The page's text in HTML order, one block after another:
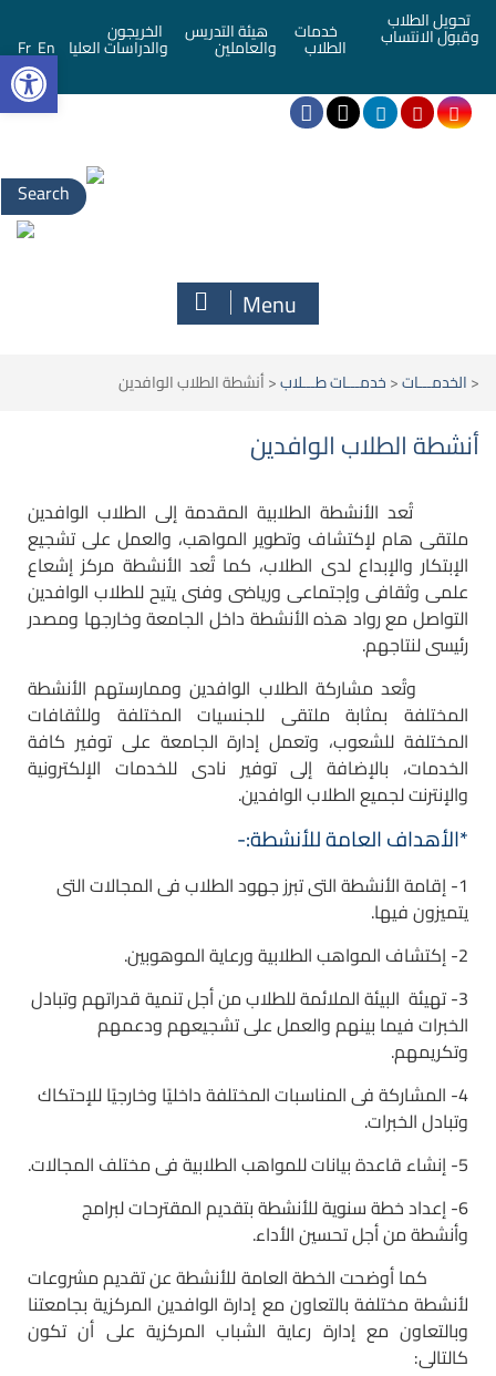
تحويل الطلاب
وقبول الانتساب خدمات
الطلاب
هيئة التدريس
والعاملين
الخريجون
والدراسات العليا En
Fr
Menu
<الخدمـــات<خدمـــات طـــلاب<أنشطة الطلاب الوافدين
أنشطة الطلاب الوافدين
تُعد الأنشطة الطلابية المقدمة إلى الطلاب الوافدين
ملتقى هام لإكتشاف وتطوير المواهب، والعمل على تشجيع
الإبتكار والإبداع لدى الطلاب، كما تُعد الأنشطة مركز إشعاع
علمى وثقافى وإجتماعى ورياضى وفنى يتيح للطلاب الوافدين
التواصل مع رواد هذه الأنشطة داخل الجامعة وخارجها ومصدر
رئيسى لنتاجهم.
وتُعد مشاركة الطلاب الوافدين وممارستهم الأنشطة
المختلفة بمثابة ملتقى للجنسيات المختلفة وللثقافات
المختلفة للشعوب، وتعمل إدارة الجامعة على توفير كافة
الخدمات، بالإضافة إلى توفير نادى للخدمات الإلكترونية
والإنترنت لجميع الطلاب الوافدين.
*الأهداف العامة للأنشطة:-
1- إقامة الأنشطة التى تبرز جهود الطلاب فى المجالات التى
يتميزون فيها.
2- إكتشاف المواهب الطلابية ورعاية الموهوبين.
3- تهيئة البيئة الملائمة للطلاب من أجل تنمية قدراتهم وتبادل
الخبرات فيما بينهم والعمل على تشجيعهم ودعمهم
وتكريمهم.
4- المشاركة فى المناسبات المختلفة داخليًا وخارجيًا للإحتكاك
وتبادل الخبرات.
5- إنشاء قاعدة بيانات للمواهب الطلابية فى مختلف المجالات.
6- إعداد خطة سنوية للأنشطة بتقديم المقترحات لبرامج
وأنشطة من أجل تحسين الأداء.
كما أوضحت الخطة العامة للأنشطة عن تقديم مشروعات
لأنشطة مختلفة بالتعاون مع إدارة الوافدين المركزية بجامعتنا
وبالتعاون مع إدارة رعاية الشباب المركزية على أن تكون
كالتالى: